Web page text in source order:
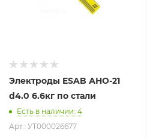
Электроды ESAB АНО-21
d4.0 6.6кг по стали
Есть в наличии: 4
Арт.: УТ000026677